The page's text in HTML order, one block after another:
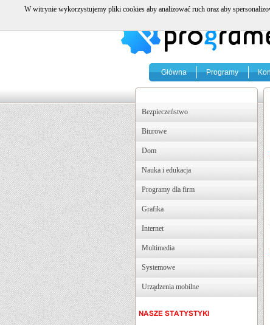
Główna Programy
Bezpieczeństwo
Biurowe
Dom
Nauka i edukacja
Programy dla firm
Grafika
Internet
Multimedia
Systemowe
Urządzenia mobilne
W witrynie wykorzystujemy pliki cookies aby analizować ruch oraz aby